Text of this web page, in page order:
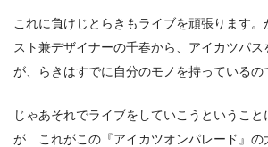
これに負けじとらきもライブを頑張ります。
スト兼デザイナーの千春から、アイカツパス
が、らきはすでに自分のモノを持っているの
じゃあそれでライブをしていこうというこ
が…これがこの『アイカツオンパレード』の